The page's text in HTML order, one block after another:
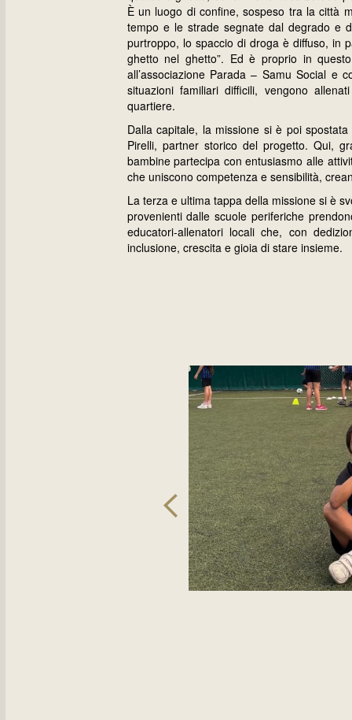
È un luogo di confine, sospeso tra la città
tempo e le strade segnate dal degrado e
purtroppo, lo spaccio di droga è diffuso, in
ghetto nel ghetto”. Ed è proprio in
all’associazione Parada – Samu Social e
situazioni familiari difficili, vengono
quartiere.
Dalla capitale, la missione si è poi
Pirelli, partner storico del progetto. Qui,
bambine partecipa con entusiasmo alle
che uniscono competenza e sensibilità,
La terza e ultima tappa della missione si è
provenienti dalle scuole periferiche
educatori-allenatori locali che, con
inclusione, crescita e gioia di stare insieme.